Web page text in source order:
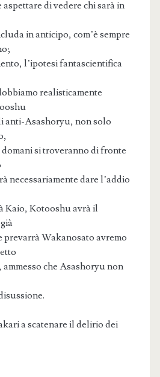
aspettare di vedere chi sarà in
in anticipo, com’è sempre
l’ipotesi fantascientifica
realisticamente
anti-Asashoryu, non solo
domani si troveranno di fronte
necessariamente dare l’addio
Kaio, Kotooshu avrà il
prevarrà Wakanosato avremo
che Asashoryu non
a scatenare il delirio dei